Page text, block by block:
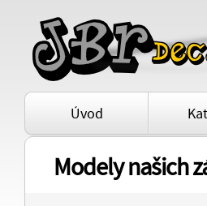
Úvod
Modely našich